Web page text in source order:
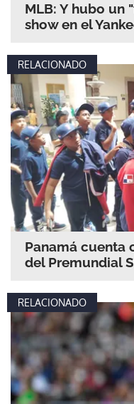
MLB: Y hubo un
show en el
RELACIONADO
Panamá cuenta
del Premundial
RELACIONADO